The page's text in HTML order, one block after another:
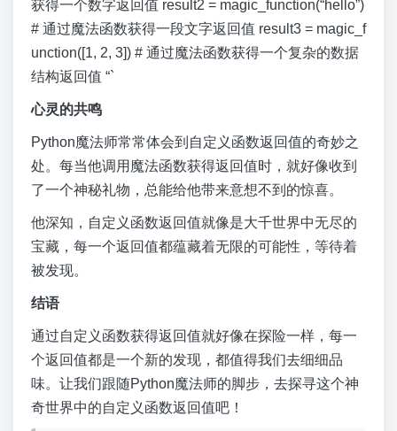
获得一个数字返回值 result2 = magic_function(“hello”)
# 通过魔法函数获得一段文字返回值 result3 = magic_f
unction([1, 2, 3]) # 通过魔法函数获得一个复杂的数据
结构返回值 “`
心灵的共鸣
Python魔法师常常体会到自定义函数返回值的奇妙之
处。每当他调用魔法函数获得返回值时，就好像收到
了一个神秘礼物，总能给他带来意想不到的惊喜。
他深知，自定义函数返回值就像是大千世界中无尽的
宝藏，每一个返回值都蕴藏着无限的可能性，等待着
被发现。
结语
通过自定义函数获得返回值就好像在探险一样，每一
个返回值都是一个新的发现，都值得我们去细细品
味。让我们跟随Python魔法师的脚步，去探寻这个神
奇世界中的自定义函数返回值吧！